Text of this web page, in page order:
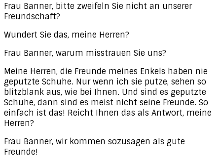
Frau Banner, bitte zweifeln Sie nicht an unserer
Freundschaft?
Wundert Sie das, meine Herren?
Frau Banner, warum misstrauen Sie uns?
Meine Herren, die Freunde meines Enkels haben nie
geputzte Schuhe. Nur wenn ich sie putze, sehen so
blitzblank aus, wie bei Ihnen. Und sind es geputzte
Schuhe, dann sind es meist nicht seine Freunde. So
einfach ist das! Reicht Ihnen das als Antwort, meine
Herren?
Frau Banner, wir kommen sozusagen als gute
Freunde!